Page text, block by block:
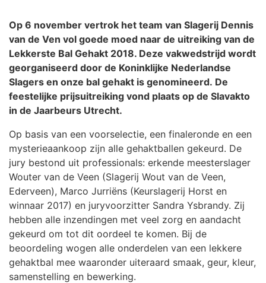
Op 6 november vertrok het team van Slagerij Dennis
van de Ven vol goede moed naar de uitreiking van de
Lekkerste Bal Gehakt 2018. Deze vakwedstrijd wordt
georganiseerd door de Koninklijke Nederlandse
Slagers en onze bal gehakt is genomineerd. De
feestelijke prijsuitreiking vond plaats op de Slavakto
in de Jaarbeurs Utrecht.
Op basis van een voorselectie, een finaleronde en een
mysterieaankoop zijn alle gehaktballen gekeurd. De
jury bestond uit professionals: erkende meesterslager
Wouter van de Veen (Slagerij Wout van de Veen,
Ederveen), Marco Jurriëns (Keurslagerij Horst en
winnaar 2017) en juryvoorzitter Sandra Ysbrandy. Zij
hebben alle inzendingen met veel zorg en aandacht
gekeurd om tot dit oordeel te komen. Bij de
beoordeling wogen alle onderdelen van een lekkere
gehaktbal mee waaronder uiteraard smaak, geur, kleur,
samenstelling en bewerking.